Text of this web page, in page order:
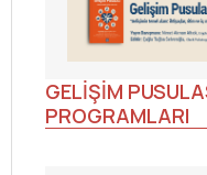
GELİŞİM
PROGRAMLARI